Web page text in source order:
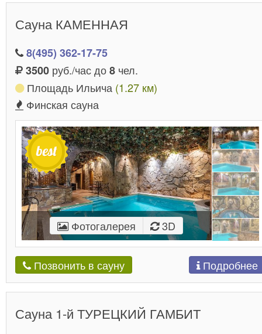
Сауна КАМЕННАЯ
8(495) 362-17-75
3500 руб./час до8 чел.
Площадь Ильича (1.27 км)
Финская сауна
Фотогалерея 3D
Позвонить в сауну Подробнее
Сауна 1-й ТУРЕЦКИЙ ГАМБИТ